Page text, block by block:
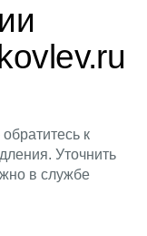
к
Уточнить
в службе